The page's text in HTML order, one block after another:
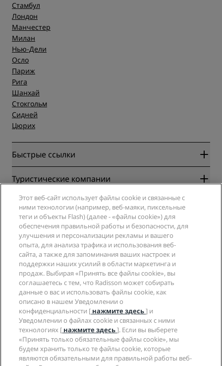
Стамбул
Лондон
Манчестер
Милан
Нью-Дели
Осло
Париж
Рига
Шанхай
Стокгольм
Сидней
Цюрих
Быстрые ссылки
Radisson Rewards
Blog
Направления
Новые и будущие отели
Приложение Radisson Hotels
Отели со статусом Sports Approved
Отели для семейного отдыха
Охрана здоровья и безопасность
Туристические компании
Партнеры
Турагенты
Компания
Radisson Hotel Group
СМИ
Вакансии в RHG
Вакансии в PPHE
Вакансии в EHL
The Club by RHG
Возможности развития
Социально ответственный бизнес
Закупки
Юридическая информация
Центр конфиденциальности
Правовая оговорка
Условия и положения программы Radisson Rewards
Соглашение о пользовании сайтом
Цифровая доступность
Заявление о современном рабстве
Помощь
Уведомления для клиентов
Контактная информация
Часто задаваемые вопросы
Карта сайта
Социальные сети
Бренды Radisson Hotels
Этот веб-сайт использует файлы cookie и связанные с
ними технологии (например, веб-маяки, пиксельные
теги и объекты Flash) (далее - «файлы cookie») для
обеспечения правильной работы и безопасности, для
улучшения и персонализации рекламы и вашего
опыта, для анализа трафика и использования веб-
сайта, а также для запоминания ваших настроек и
поддержки наших усилий в области маркетинга и
продаж. Выбирая «Принять все файлы cookie», вы
соглашаетесь с тем, что Radisson может собирать
данные о вас и использовать файлы cookie, как
описано в нашем Уведомлении о
конфиденциальности [ нажмите здесь] и
Уведомлении о файлах cookie и связанных с ними
технологиях [ нажмите здесь]. Если вы выберете
«Принять только обязательные файлы cookie», мы
будем хранить только те файлы cookie, которые
являются обязательными для правильной работы веб-